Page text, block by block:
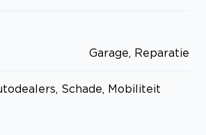
Garage, Reparatie
Schade, Mobiliteit